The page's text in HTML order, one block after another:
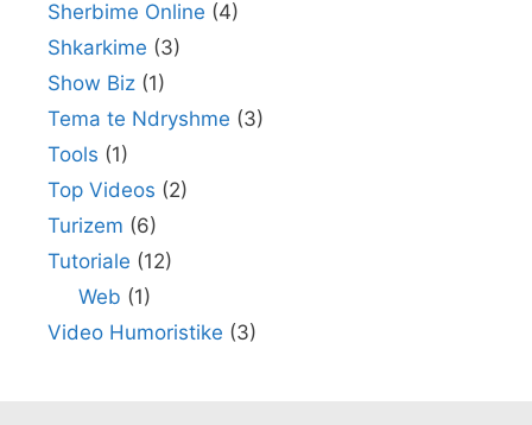
Sherbime Online (4)
Shkarkime (3)
Show Biz (1)
Tema te Ndryshme (3)
Tools (1)
Top Videos (2)
Turizem (6)
Tutoriale (12)
Web (1)
Video Humoristike (3)